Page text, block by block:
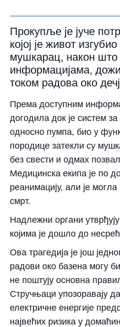
Прокупље је јуче
којој је живот изгубио
мушкарац, након што
информацијама,
током радова око
Према доступним
догодила док је систем
односно пумпа, био у
породице затекли су
без свести и одмах
Медицинска екипа је по
реанимацију, али је могла
смрт.
Надлежни органи
којима је дошло до
Ова трагедија је још
радови око базена могу
не поштују основна
Стручњаци упозоравају
електричне енергије
највећих ризика у